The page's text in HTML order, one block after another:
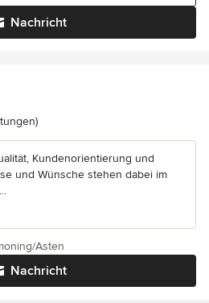
Nachricht
5 von 5 Sternen
Kundenorientierung und
und Wünsche stehen dabei im
Nachricht
Asten